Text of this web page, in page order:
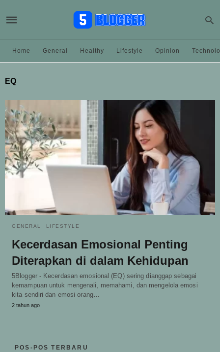
Home General Healthy Lifestyle Opinion
EQ
GENERAL LIFESTYLE
Kecerdasan Emosional Penting
Diterapkan di dalam Kehidupan
5Blogger - Kecerdasan emosional (EQ) sering dianggap sebagai
kemampuan untuk mengenali, memahami, dan mengelola emosi
kita sendiri dan emosi orang…
2 tahun ago
POS-POS TERBARU